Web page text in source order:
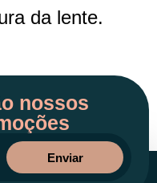
da lente.
nossos
Enviar